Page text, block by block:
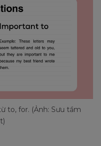
to, for. (Ảnh: Sưu tầm